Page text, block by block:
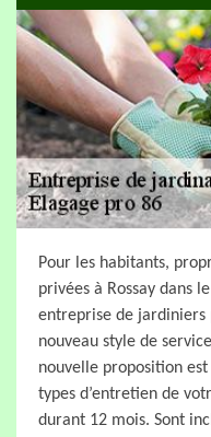
Pour les habitants,
privées à Rossay dans
entreprise de jardiniers
nouveau style de
nouvelle proposition
types d’entretien de
durant 12 mois. Sont